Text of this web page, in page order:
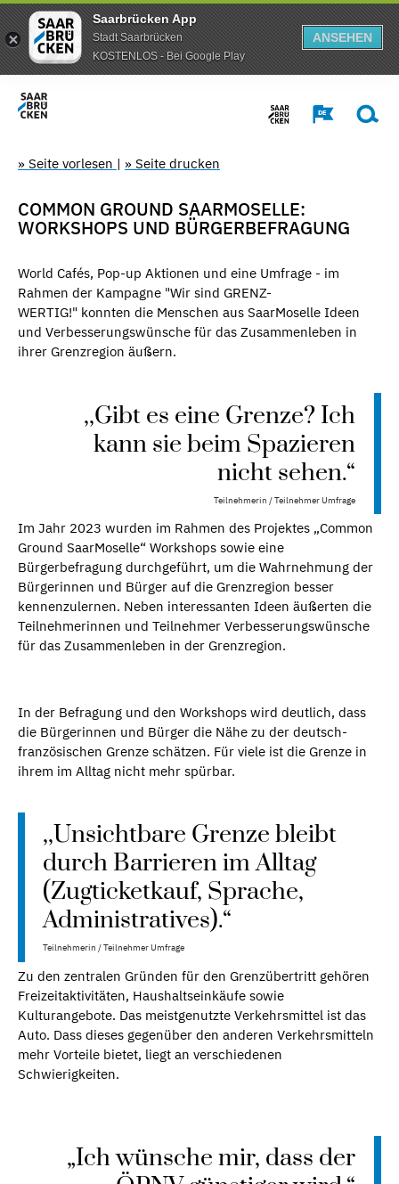
Saarbrücken App
Stadt Saarbrücken
KOSTENLOS - Bei Google Play
ANSEHEN
» Seite vorlesen | » Seite drucken
COMMON GROUND SAARMOSELLE:
WORKSHOPS UND BÜRGERBEFRAGUNG
World Cafés, Pop-up Aktionen und eine Umfrage - im
Rahmen der Kampagne "Wir sind GRENZ-
WERTIG!" konnten die Menschen aus SaarMoselle Ideen
und Verbesserungswünsche für das Zusammenleben in
ihrer Grenzregion äußern.
,,Gibt es eine Grenze? Ich
kann sie beim Spazieren
nicht sehen.“
Teilnehmerin / Teilnehmer Umfrage
Im Jahr 2023 wurden im Rahmen des Projektes „Common
Ground SaarMoselle“ Workshops sowie eine
Bürgerbefragung durchgeführt, um die Wahrnehmung der
Bürgerinnen und Bürger auf die Grenzregion besser
kennenzulernen. Neben interessanten Ideen äußerten die
Teilnehmerinnen und Teilnehmer Verbesserungswünsche
für das Zusammenleben in der Grenzregion.
In der Befragung und den Workshops wird deutlich, dass
die Bürgerinnen und Bürger die Nähe zu der deutsch-
französischen Grenze schätzen. Für viele ist die Grenze in
ihrem im Alltag nicht mehr spürbar.
,,Unsichtbare Grenze bleibt
durch Barrieren im Alltag
(Zugticketkauf, Sprache,
Administratives).“
Teilnehmerin / Teilnehmer Umfrage
Zu den zentralen Gründen für den Grenzübertritt gehören
Freizeitaktivitäten, Haushaltseinkäufe sowie
Kulturangebote. Das meistgenutzte Verkehrsmittel ist das
Auto. Dass dieses gegenüber den anderen Verkehrsmitteln
mehr Vorteile bietet, liegt an verschiedenen
Schwierigkeiten.
„Ich wünsche mir, dass der